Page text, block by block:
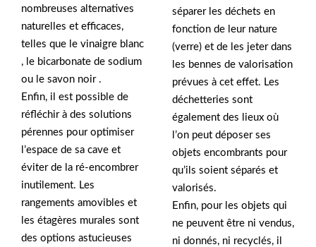
nombreuses alternatives
naturelles et efficaces,
telles que le vinaigre blanc
, le bicarbonate de sodium
ou le savon noir .
Enfin, il est possible de
réfléchir à des solutions
pérennes pour optimiser
l’espace de sa cave et
éviter de la ré-encombrer
inutilement. Les
rangements amovibles et
les étagères murales sont
des options astucieuses
séparer les déchets en
fonction de leur nature
(verre) et de les jeter dans
les bennes de valorisation
prévues à cet effet. Les
déchetteries sont
également des lieux où
l’on peut déposer ses
objets encombrants pour
qu’ils soient séparés et
valorisés.
Enfin, pour les objets qui
ne peuvent être ni vendus,
ni donnés, ni recyclés, il